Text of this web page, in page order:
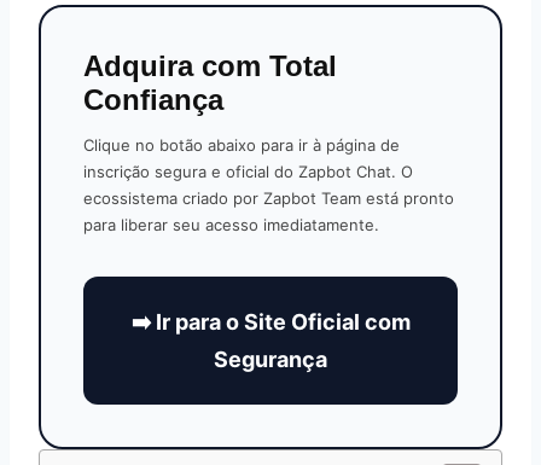
Adquira com Total
Confiança
Clique no botão abaixo para ir à página de
inscrição segura e oficial do Zapbot Chat. O
ecossistema criado por Zapbot Team está pronto
para liberar seu acesso imediatamente.
➡️ Ir para o Site Oficial com
Segurança